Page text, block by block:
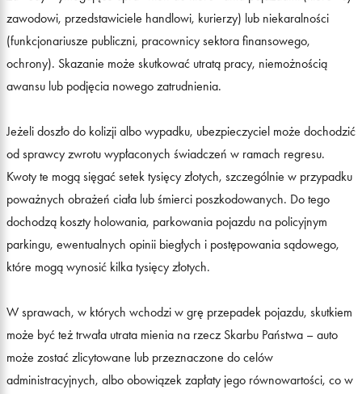
zawodowi, przedstawiciele handlowi, kurierzy) lub niekaralności
(funkcjonariusze publiczni, pracownicy sektora finansowego,
ochrony). Skazanie może skutkować utratą pracy, niemożnością
awansu lub podjęcia nowego zatrudnienia.
Jeżeli doszło do kolizji albo wypadku, ubezpieczyciel może dochodzić
od sprawcy zwrotu wypłaconych świadczeń w ramach regresu.
Kwoty te mogą sięgać setek tysięcy złotych, szczególnie w przypadku
poważnych obrażeń ciała lub śmierci poszkodowanych. Do tego
dochodzą koszty holowania, parkowania pojazdu na policyjnym
parkingu, ewentualnych opinii biegłych i postępowania sądowego,
które mogą wynosić kilka tysięcy złotych.
W sprawach, w których wchodzi w grę przepadek pojazdu, skutkiem
może być też trwała utrata mienia na rzecz Skarbu Państwa – auto
może zostać zlicytowane lub przeznaczone do celów
administracyjnych, albo obowiązek zapłaty jego równowartości, co w